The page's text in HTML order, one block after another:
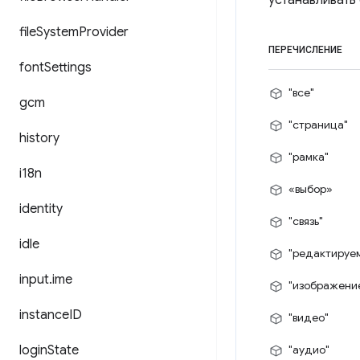
fileSystemProvider
fontSettings
gcm
history
i18n
identity
idle
input.ime
instanceID
loginState
ПЕРЕЧИСЛЕНИЕ
"все"
"страница"
"рамка"
«выбор»
"связь"
"видео"
"аудио"